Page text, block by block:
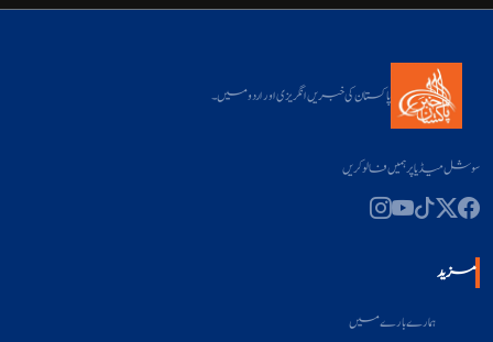
پاکستان کی خبریں انگریزی اور اردو میں۔
سوشل میڈیا پر ہمیں فالو کریں
مزید
ہمارے بارے میں